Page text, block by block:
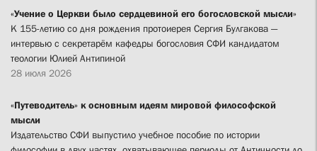
«Учение о Церкви было сердцевиной его богословской мысли»
К 155-летию со дня рождения протоиерея Сергия Булгакова —
интервью с секретарём кафедры богословия СФИ кандидатом
теологии Юлией Антипиной
28 июля 2026
«Путеводитель» к основным идеям мировой философской
мысли
Издательство СФИ выпустило учебное пособие по истории